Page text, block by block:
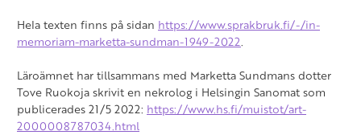
Hela texten finns på sidan https://www.sprakbruk.fi/-/in-
memoriam-marketta-sundman-1949-2022.
Läroämnet har tillsammans med Marketta Sundmans dotter
Tove Ruokoja skrivit en nekrolog i Helsingin Sanomat som
publicerades 21/5 2022: https://www.hs.fi/muistot/art-
2000008787034.html